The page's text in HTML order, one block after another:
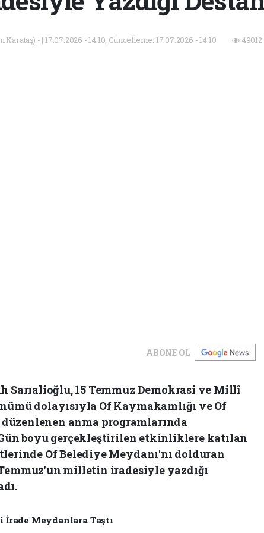
Karataş) - | 17.07.2026 - 14:10, Güncelleme: 17.07.2026 - 14:10
ABONE OL
Sarıalioğlu, 15 Temmuz Demokrasi ve Millî
dolayısıyla Of Kaymakamlığı ve Of
anma programlarında
boyu gerçekleştirilen etkinliklere katılan
Of Belediye Meydanı'nı dolduran
milletin iradesiyle yazdığı
İrade Meydanlara Taştı